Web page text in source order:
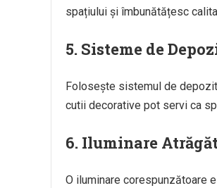
spațiului și îmbunătățesc
5. Sisteme de
Folosește sistemul de
cutii decorative pot servi ca
6. Iluminare
O iluminare corespunzătoare